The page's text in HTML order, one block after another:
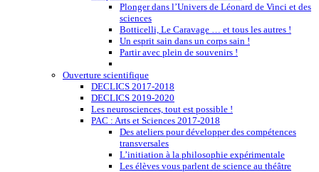
Plonger dans l’Univers de Léonard de Vinci et des
sciences
Botticelli, Le Caravage … et tous les autres !
Un esprit sain dans un corps sain !
Partir avec plein de souvenirs !
Ouverture scientifique
DECLICS 2017-2018
DECLICS 2019-2020
Les neurosciences, tout est possible !
PAC : Arts et Sciences 2017-2018
Des ateliers pour développer des compétences
transversales
L’initiation à la philosophie expérimentale
Les élèves vous parlent de science au théâtre